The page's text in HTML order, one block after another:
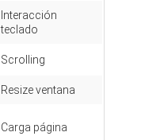
Interacción
teclado
Scrolling
Resize ventana
Carga página